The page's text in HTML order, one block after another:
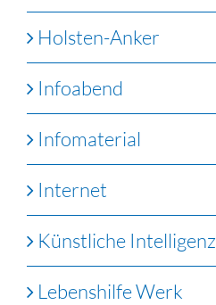
Holsten-Anker
Infoabend
Infomaterial
Internet
Künstliche Intelligenz
Lebenshilfe Werk